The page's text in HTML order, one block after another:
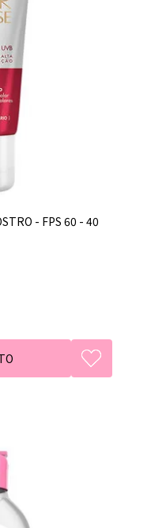
- FPS 60 - 40